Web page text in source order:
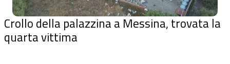
Crollo della palazzina a Messina, trovata la
quarta vittima